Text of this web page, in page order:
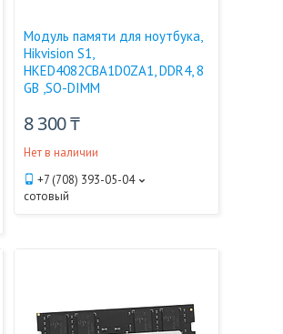
Модуль памяти для ноутбука,
Hikvision S1,
HKED4082CBA1D0ZA1, DDR4, 8
GB ,SO-DIMM
8 300 ₸
Нет в наличии
+7 (708) 393-05-04
сотовый